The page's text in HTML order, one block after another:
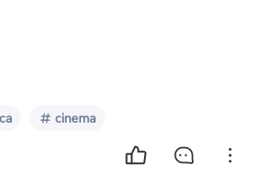
o filme não perde muito tempo e
já estabelece os principais
onde ao caírem na ilha
cinema